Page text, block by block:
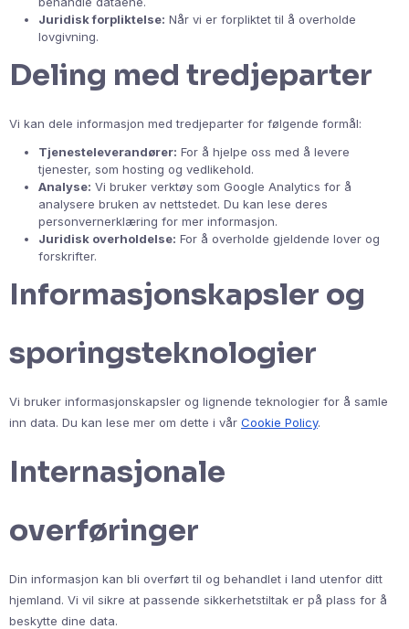
Juridisk forpliktelse: Når vi er forpliktet til å overholde
lovgivning.
Deling med tredjeparter
Vi kan dele informasjon med tredjeparter for følgende formål:
Tjenesteleverandører: For å hjelpe oss med å levere
tjenester, som hosting og vedlikehold.
Analyse: Vi bruker verktøy som Google Analytics for å
analysere bruken av nettstedet. Du kan lese deres
personvernerklæring for mer informasjon.
Juridisk overholdelse: For å overholde gjeldende lover og
forskrifter.
Informasjonskapsler og
sporingsteknologier
Vi bruker informasjonskapsler og lignende teknologier for å samle
inn data. Du kan lese mer om dette i vår Cookie Policy.
Internasjonale
overføringer
Din informasjon kan bli overført til og behandlet i land utenfor ditt
hjemland. Vi vil sikre at passende sikkerhetstiltak er på plass for å
beskytte dine data.